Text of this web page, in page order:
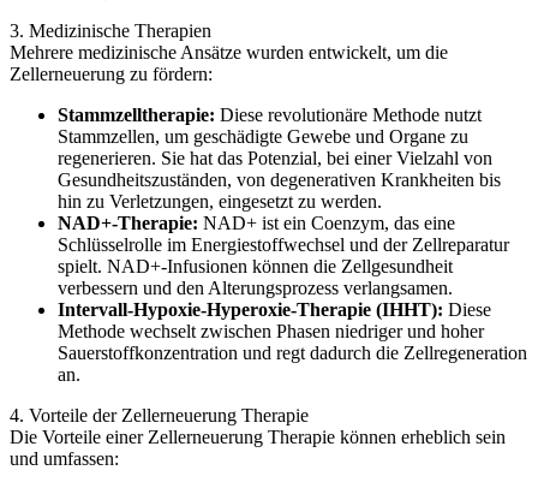
3. Medizinische Therapien
Mehrere medizinische Ansätze wurden entwickelt, um die
Zellerneuerung zu fördern:
Stammzelltherapie: Diese revolutionäre Methode nutzt
Stammzellen, um geschädigte Gewebe und Organe zu
regenerieren. Sie hat das Potenzial, bei einer Vielzahl von
Gesundheitszuständen, von degenerativen Krankheiten bis
hin zu Verletzungen, eingesetzt zu werden.
NAD+-Therapie: NAD+ ist ein Coenzym, das eine
Schlüsselrolle im Energiestoffwechsel und der Zellreparatur
spielt. NAD+-Infusionen können die Zellgesundheit
verbessern und den Alterungsprozess verlangsamen.
Intervall-Hypoxie-Hyperoxie-Therapie (IHHT): Diese
Methode wechselt zwischen Phasen niedriger und hoher
Sauerstoffkonzentration und regt dadurch die Zellregeneration
an.
4. Vorteile der Zellerneuerung Therapie
Die Vorteile einer Zellerneuerung Therapie können erheblich sein
und umfassen: